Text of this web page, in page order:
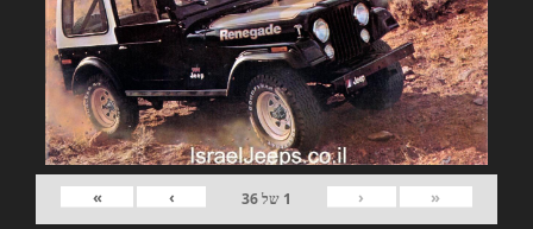
«
‹
1 של36
›
»